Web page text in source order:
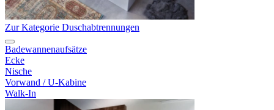
Zur Kategorie Duschabtrennungen
Badewannenaufsätze
Ecke
Nische
Vorwand / U-Kabine
Walk-In